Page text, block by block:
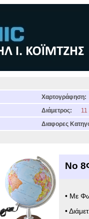
Χαρτογράφηση:
Διάμετρος:
11
Διαφορες
Νο
• Με
•